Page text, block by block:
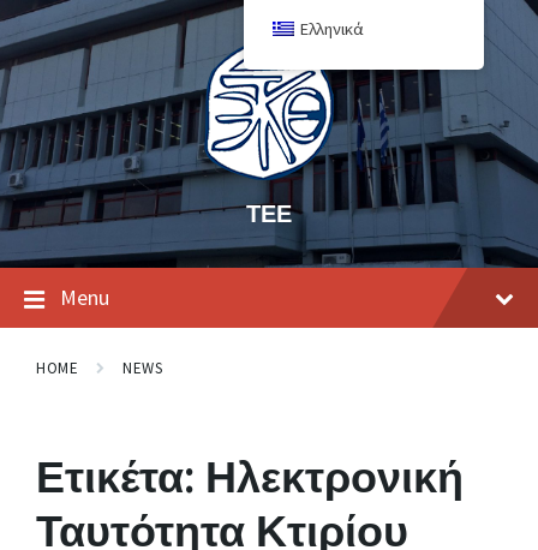
ΤΕΕ
Menu
HOME NEWS
Ετικέτα: Ηλεκτρονική
Ταυτότητα Κτιρίου
Ελληνικά